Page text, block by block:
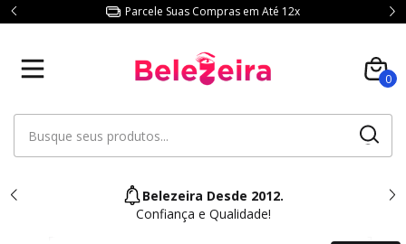
Parcele Suas Compras em Até 12x
0
Belezeira Desde 2012.
Confiança e Qualidade!